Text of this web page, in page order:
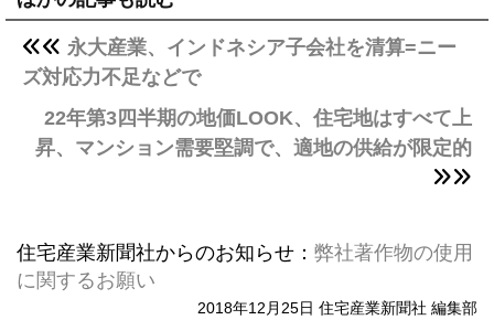
永大産業、インドネシア子会社を清算=ニー
ズ対応力不足などで
22年第3四半期の地価LOOK、住宅地はすべて上
昇、マンション需要堅調で、適地の供給が限定的
住宅産業新聞社からのお知らせ： 弊社著作物の使用
に関するお願い
2018年12月25日 住宅産業新聞社 編集部